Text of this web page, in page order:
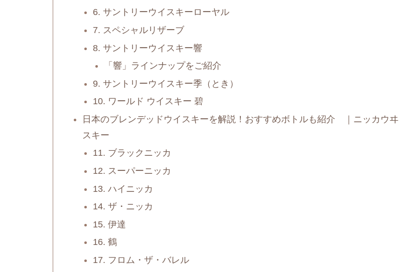
6. サントリーウイスキーローヤル
7. スペシャルリザーブ
8. サントリーウイスキー響
「響」ラインナップをご紹介
9. サントリーウイスキー季（とき）
10. ワールド ウイスキー 碧
日本のブレンデッドウイスキーを解説！おすすめボトルも紹介 ｜ニッカウヰ
スキー
11. ブラックニッカ
12. スーパーニッカ
13. ハイニッカ
14. ザ・ニッカ
15. 伊達
16. 鶴
17. フロム・ザ・バレル